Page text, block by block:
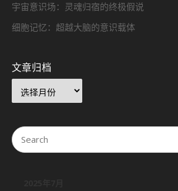
宇宙意识场：灵魂归宿的终极假说
细胞记忆：超越大脑的意识载体
文章归档